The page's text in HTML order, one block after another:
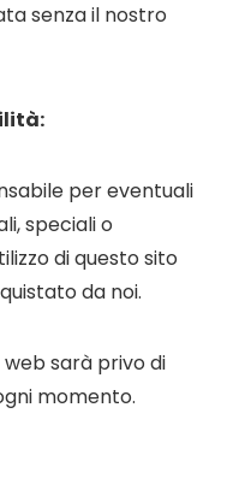
senza il nostro
per eventuali
speciali o
di questo sito
da noi.
sarà privo di
momento.